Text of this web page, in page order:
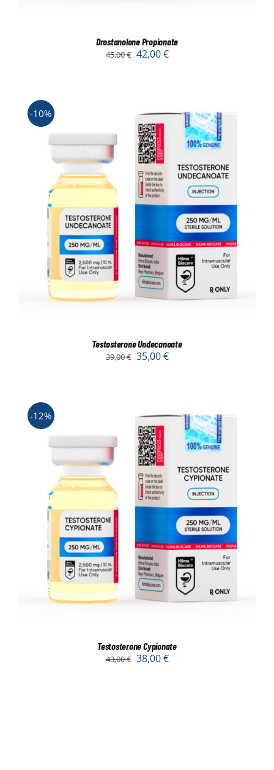
Drostanolone Propionate
45,00€ 42,00€
-10%
Testosterone Undecanoate
39,00€ 35,00€
-12%
Testosterone Cypionate
43,00€ 38,00€